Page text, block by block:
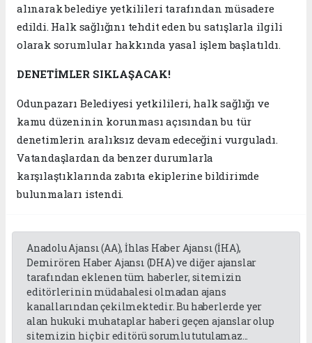
alınarak belediye yetkilileri tarafından müsadere
edildi. Halk sağlığını tehdit eden bu satışlarla ilgili
olarak sorumlular hakkında yasal işlem başlatıldı.
DENETİMLER SIKLAŞACAK!
Odunpazarı Belediyesi yetkilileri, halk sağlığı ve
kamu düzeninin korunması açısından bu tür
denetimlerin aralıksız devam edeceğini vurguladı.
Vatandaşlardan da benzer durumlarla
karşılaştıklarında zabıta ekiplerine bildirimde
bulunmaları istendi.
Anadolu Ajansı (AA), İhlas Haber Ajansı (İHA),
Demirören Haber Ajansı (DHA) ve diğer ajanslar
tarafından eklenen tüm haberler, sitemizin
editörlerinin müdahalesi olmadan ajans
kanallarından çekilmektedir. Bu haberlerde yer
alan hukuki muhataplar haberi geçen ajanslar olup
sitemizin hiç bir editörü sorumlu tutulamaz...